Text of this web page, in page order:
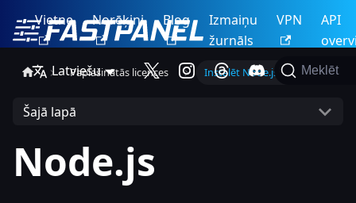
Vietne Norēķini Blog
Izmaiņu
žurnāls
VPN
API
Latviešu
Meklēt
Paplašinātās licences Instalēt Node.js lietotni
Šajā lapā
Node.js